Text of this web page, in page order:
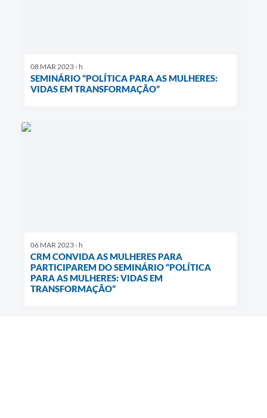
08 MAR 2023 - h
SEMINÁRIO “POLÍTICA PARA AS MULHERES:
VIDAS EM TRANSFORMAÇÃO”
06 MAR 2023 - h
CRM CONVIDA AS MULHERES PARA
PARTICIPAREM DO SEMINÁRIO “POLÍTICA
PARA AS MULHERES: VIDAS EM
TRANSFORMAÇÃO”